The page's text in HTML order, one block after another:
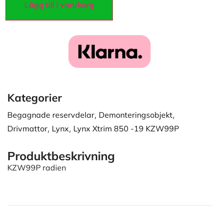
Lägg till i varukorg
Kategorier
Begagnade reservdelar, Demonteringsobjekt,
Drivmattor, Lynx, Lynx Xtrim 850 -19 KZW99P
Produktbeskrivning
KZW99P radien